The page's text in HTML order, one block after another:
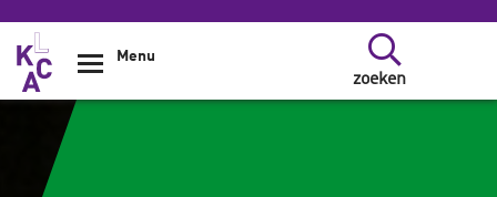
Overslaan en naar de inhoud gaan
zoeken
Menu